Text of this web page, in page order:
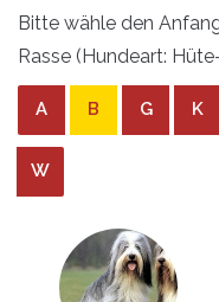
Bitte wähle den
Rasse (Hundeart:
A B G K
W